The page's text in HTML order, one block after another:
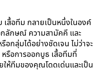
เสื้อทีม กลายเป็นหนึ่งในองค์
ลักษณ์ ความสามัคคี และ
กลุ่มได้อย่างชัดเจน ไม่ว่าจะ
รือการออกบูธ เสื้อทีมที่
ให้ทีมของคุณโดดเด่นและเป็น